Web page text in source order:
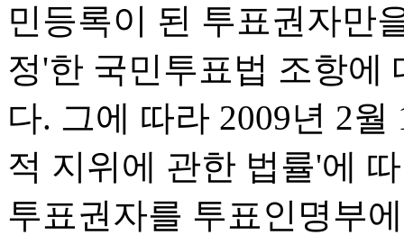
민등록이 된 투표권자만
정'한 국민투표법 조항에
다. 그에 따라 2009년 2
적 지위에 관한 법률'에
투표권자를 투표인명부